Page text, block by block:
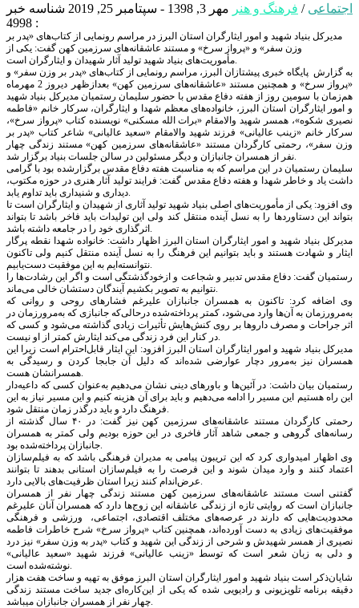
اجتماعی / فرهنگ و هنر مهر 3, 1398 - سپتامبر 25, 2019
شناسه خبر
: 4998
مدیرکل بنیاد شهید و امور ایثارگران استان البرز در مراسم رونمایی از کتاب‌های «پدر بر
وزن سفر» و «پرواز سرخ» و مستند عاشقانه‌های سرزمین کهن گفت: یکی از
مأموریت‌های بنیاد شهید تولید آثار شهیدان و ایثارگران است.
به گزارش پایگاه خبری پیشتازان البرز، مراسم رونمایی از کتاب‌های «پدر بر وزن سفر» و
«پرواز سرخ» و همچنین مستند «عاشقانه‌های سرزمین کهن» بعدازظهر دیروز 2 مهرماه
هم‌زمان با سومین روز از هفته دفاع مقدس با حضور سلیمان رستمیان مدیرکل بنیاد شهید
و امور ایثارگران استان البرز، خانواده‌های معظم شهدا و ایثارگران، سرکار خانم «فاطمه
نصیری شکوه»، همسر شهید والامقام «برات الله مسکنی» نویسنده کتاب «پرواز سرخ»،
سرکار خانم «زینب عالیانی» فرزند شهید والامقام «سعید عالیانی» شاعر کتاب «پدر بر
وزن سفر»، رحمتی کارگردان مستند «عاشقانه‌های سرزمین کهن» مستند زندگی چهار
نفر از همسران جانبازان و دیگر مسئولین در سالن جلسات بنیاد برگزار شد.
سلیمان رستمیان در این مراسم که به مناسبت هفته دفاع مقدس برگزارشده بود با گرامی
داشت یاد و خاطر شهدا و هفته دفاع مقدس گفت: فرایند تولید آثار هنری در حوزه مکتوب،
دیداری و شنیداری باید تداوم یابد.
وی افزود: یکی از مأموریت‌های اصلی بنیاد شهید تولید آثاری از شهیدان و ایثارگران است تا
بتواند این دستاوردها را به نسل آینده منتقل کند ولی این تولیدات باید فاخر باشد تا بتواند
اثرگذاری خود را در جامعه داشته باشد.
مدیرکل بنیاد شهید و امور ایثارگران استان البرز اظهار داشت: خانواده شهدا نقطه پرگار
ایثار و شهادت هستند و باید بتوانیم این فرهنگ را به نسل آینده منتقل کنیم ولی تاکنون
نتوانسته‌ایم به این موفقیت دست‌یابیم.
رستمیان گفت:‌ دفاع مقدس تدبیر و شجاعت و ازخودگذشتگی است و اگر این رشادت‌ها را
نتوانیم به تصویر بکشیم آیندگان دستشان خالی می‌ماند.
وی اضافه کرد:‌ تاکنون به همسران جانبازان علیرغم فشارهای روحی و روانی که
به‌مرورزمان به آن‌ها وارد می‌شود، کمتر پرداخته‌شده درحالی‌که جانبازی که به‌مرورزمان در
اثر جراحات و مصرف داروها بر روی کنش‌هایش تأثیرات زیادی گذاشته می‌شود و کسی که
در کنار این فرد زندگی می‌کند ایثارش کمتر از او نیست.
مدیرکل بنیاد شهید و امور ایثارگران استان البرز افزود:‌ این ایثار قابل‌احترام است زیرا این
همسران نیز به‌مرور دچار عوارضی شده‌اند که دلیل آن جابجا کردن و رسیدگی به
همسرانشان هست.
رستمیان بیان داشت:‌ در آئین‌ها و باورهای دینی نشان می‌دهیم به‌عنوان کسی که داعیه‌دار
این راه هستیم این مسیر را ادامه می‌دهیم و باید برای آن هزینه کنیم و این مسیر نیاز به این
فرهنگ دارد و باید درگذر زمان منتقل شود.
رحمتی کارگردان مستند عاشقانه‌های سرزمین کهن نیز گفت: در ۴۰ سال گذشته از
رسانه‌های گروهی و جمعی شاهد آثار فاخری در این حوزه بودیم ولی کمتر به همسران
جانبازان پرداخته‌شده بود.
وی اظهار امیدواری کرد که این تریبون پیامی به مدیران فرهنگی باشد که به فیلم‌سازان
اعتماد کنند و وارد میدان شوند و این فرصت را به فیلم‌سازان استانی بدهند تا بتوانند
عرض‌اندام کنند زیرا استان ظرفیت‌های بالایی دارد.
گفتنی است مستند عاشقانه‌های سرزمین کهن مستند زندگی چهار نفر از همسران
جانبازان است که روایتی تازه از زندگی عاشقانه این زوج‌ها دارد که همسران آنان علیرغم
محدودیت‌هایی که دارند در عرصه‌های مختلف اقتصادی، اجتماعی، ‌ ورزشی و فرهنگی
موفقیت‌های زیادی به دست آورده‌اند، همچنین کتاب «پرواز سرخ» شرح خاطرات فاطمه
نصیری از همسر شهیدش و شرحی از زندگی این شهید و کتاب «پدر به وزن سفر» نیز درد
و دلی به زبان شعر است که توسط «زینب عالیانی» فرزند شهید «سعید عالیانی»
نوشته‌شده است.
شایان‌ذکر است بنیاد شهید و امور ایثارگران استان البرز موفق به تهیه و ساخت هفت هزار
دقیقه برنامه تلویزیونی و رادیویی شده که یکی از این‌کاره‌ای جدید ساخت مستند زندگی
چهار نفر از همسران جانبازان میباشد.